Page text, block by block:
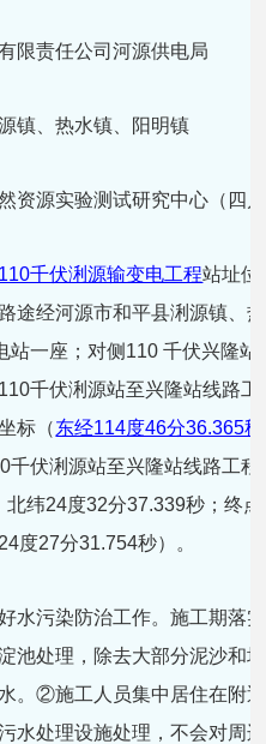
限责任公司河源供电局
镇、热水镇、阳明镇
资源实验测试研究中心（四
千伏浰源输变电工程站址位
途经河源市和平县浰源镇、
站一座；对侧110 千伏兴隆
千伏浰源站至兴隆站线路
标（东经114度46分36.365
千伏浰源站至兴隆站线路工
北纬24度32分37.339秒；终
度27分31.754秒）。
好水污染防治工作。施工期落
池处理，除去大部分泥沙和
。②施工人员集中居住在附
水处理设施处理，不会对周